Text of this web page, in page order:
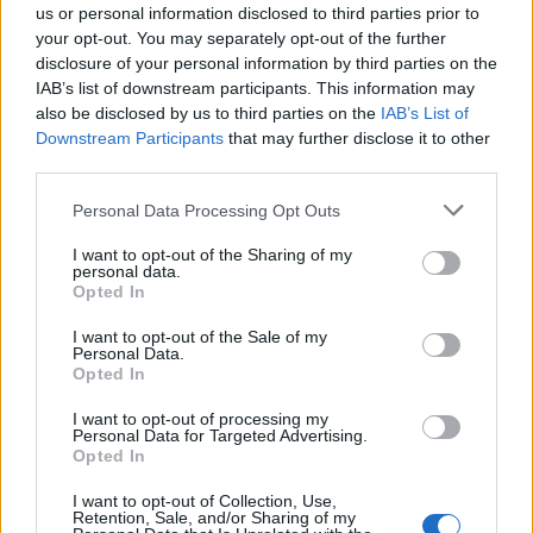
us or personal information disclosed to third parties prior to
your opt-out. You may separately opt-out of the further
disclosure of your personal information by third parties on the
IAB’s list of downstream participants. This information may
also be disclosed by us to third parties on the IAB’s List of
Downstream Participants that may further disclose it to other
Personal Data Processing Opt Outs
I want to opt-out of the Sharing of my
personal data.
Opted In
I want to opt-out of the Sale of my
Personal Data.
Opted In
I want to opt-out of processing my
Personal Data for Targeted Advertising.
Opted In
I want to opt-out of Collection, Use,
Retention, Sale, and/or Sharing of my
ARTIGOS RELACIONADOSMAIS DO AUTOR
Deputados do PSD saúdam Banda
Sinfónica da ARMAB pelo 1º lugar no
certame internacional de Valência